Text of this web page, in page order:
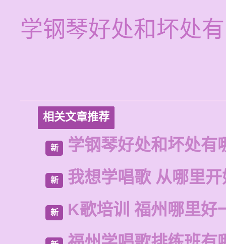
学钢琴好处和坏处
相关文章推荐
新 学钢琴好处和坏处有
新 我想学唱歌 从哪里开
新 K歌培训 福州哪里好